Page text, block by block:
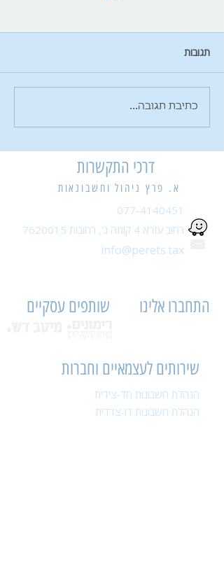
דמי בידוד ל- "עצמאיים"
תגובות
כתיבת תגובה...
דרכי התקשרות
א. פרץ ניהול וחשבונאות
077-4140451
רחוב עזרא 4 קומה ג',
רחובות 7620015
info@perets.tax
שותפים עסקיים התחברו אלינו
שירותים לעצמאיים וחברות
הנהלת חשבונות חד-צידית
הנהלת חשבונות דו-צדדית